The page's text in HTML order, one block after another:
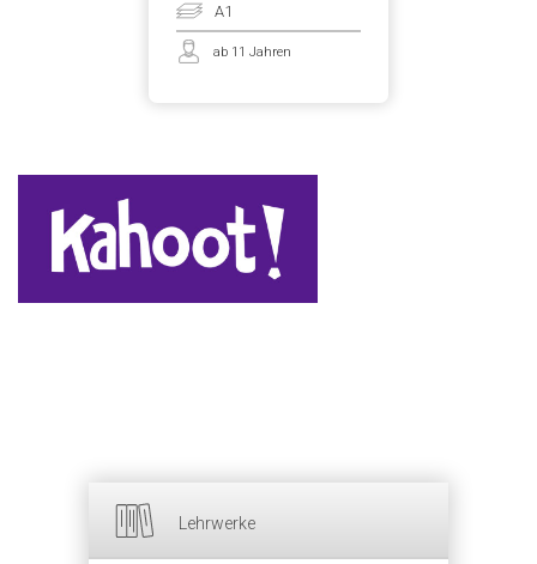
Lehrwerke
A1
ab 11 Jahren